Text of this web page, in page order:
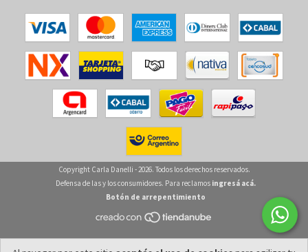
Copyright Carla Danelli - 2026. Todos los derechos reservados.
Defensa de las y los consumidores. Para reclamos ingresá acá.
Botón de arrepentimiento